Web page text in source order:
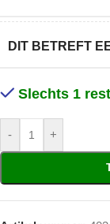
DIT BETREFT
Slechts 1
- +